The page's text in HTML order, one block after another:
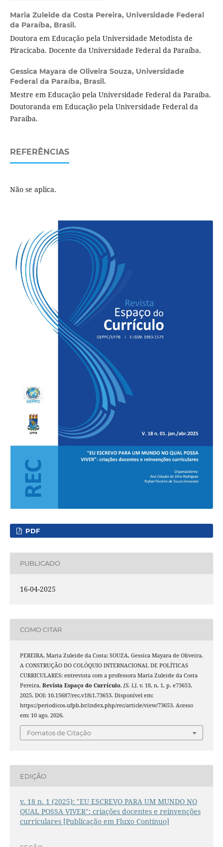
Maria Zuleide da Costa Pereira, Universidade Federal
da Paraíba, Brasil.
Doutora em Educação pela Universidade Metodista de
Piracicaba. Docente da Universidade Federal da Paraíba.
Gessica Mayara de Oliveira Souza, Universidade
Federal da Paraíba, Brasil.
Mestre em Educação pela Universidade Federal da Paraíba.
Doutoranda em Educação pela Universidade Federal da
Paraíba.
REFERÊNCIAS
Não se aplica.
PDF
PUBLICADO
16-04-2025
COMO CITAR
PEREIRA, Maria Zuleide da Costa; SOUZA, Gessica Mayara de Oliveira.
A CONSTRUÇÃO DO COLÓQUIO INTERNACIONAL DE POLÍTICAS
CURRICULARES: entrevista com a professora Maria Zuleide da Costa
Pereira. Revista Espaço do Currículo, [S. l.], v. 18, n. 1, p. e73653,
2025. DOI: 10.15687/rec.v18i1.73653. Disponível em:
https://periodicos.ufpb.br/index.php/rec/article/view/73653. Acesso
em: 10 ago. 2026.
Fomatos de Citação
EDIÇÃO
v. 18 n. 1 (2025): "EU ESCREVO PARA UM MUNDO NO
QUAL POSSA VIVER": criações docentes e reinvenções
curriculares [Publicação em Fluxo Contínuo]